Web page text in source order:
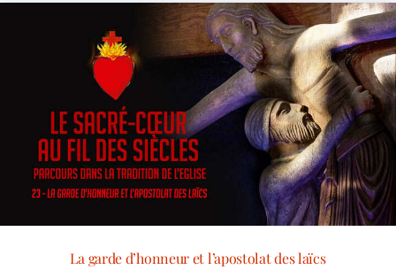
La garde d’honneur et l’apostolat des laïcs